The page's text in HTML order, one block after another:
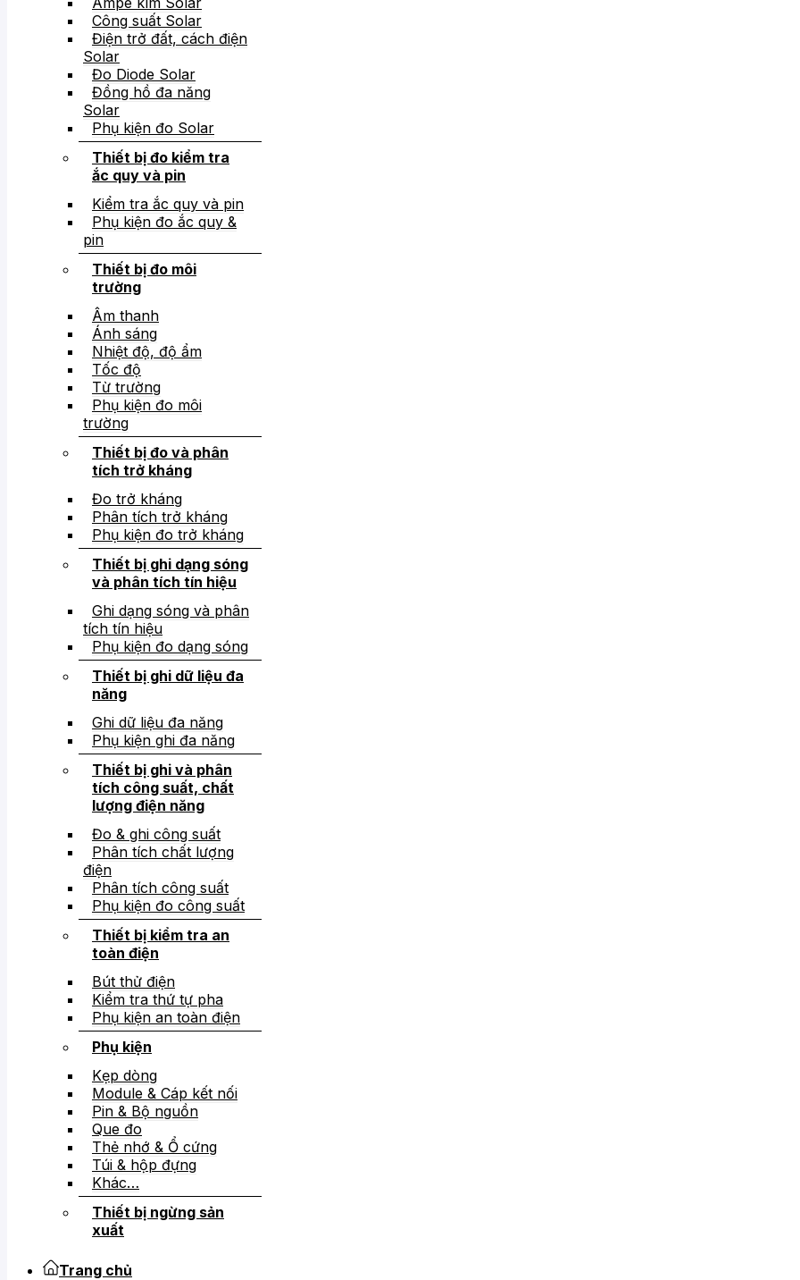
Công suất Solar
Điện trở đất, cách điện
Solar
Đo Diode Solar
Đồng hồ đa năng
Solar
Phụ kiện đo Solar
Thiết bị đo kiểm tra
ắc quy và pin
Kiểm tra ắc quy và pin
Phụ kiện đo ắc quy &
pin
Thiết bị đo môi
trường
Âm thanh
Ánh sáng
Nhiệt độ, độ ẩm
Tốc độ
Từ trường
Phụ kiện đo môi
trường
Thiết bị đo và phân
tích trở kháng
Đo trở kháng
Phân tích trở kháng
Phụ kiện đo trở kháng
Thiết bị ghi dạng sóng
và phân tích tín hiệu
Ghi dạng sóng và phân
tích tín hiệu
Phụ kiện đo dạng sóng
Thiết bị ghi dữ liệu đa
năng
Ghi dữ liệu đa năng
Phụ kiện ghi đa năng
Thiết bị ghi và phân
tích công suất, chất
lượng điện năng
Đo & ghi công suất
Phân tích chất lượng
điện
Phân tích công suất
Phụ kiện đo công suất
Thiết bị kiểm tra an
toàn điện
Bút thử điện
Kiểm tra thứ tự pha
Phụ kiện an toàn điện
Phụ kiện
Kẹp dòng
Module & Cáp kết nối
Pin & Bộ nguồn
Que đo
Thẻ nhớ & Ổ cứng
Túi & hộp đựng
Khác…
Thiết bị ngừng sản
xuất
Trang chủ